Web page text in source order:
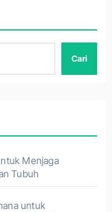
Cari
Menjaga
Tubuh
untuk